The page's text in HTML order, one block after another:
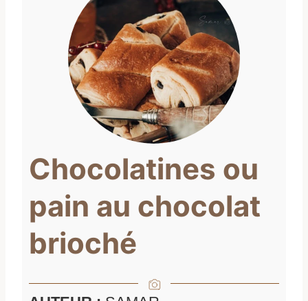
Chocolatines ou
pain au chocolat
brioché